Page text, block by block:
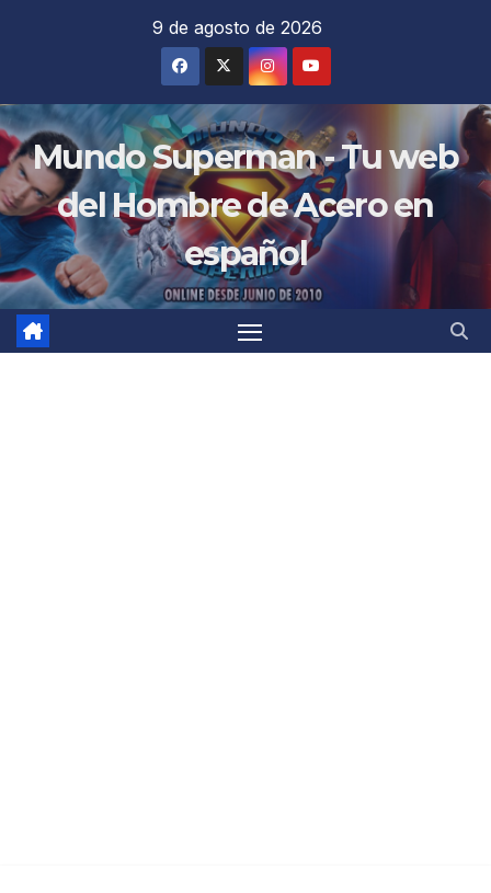
9 de agosto de 2026
Mundo Superman - Tu web
del Hombre de Acero en
español